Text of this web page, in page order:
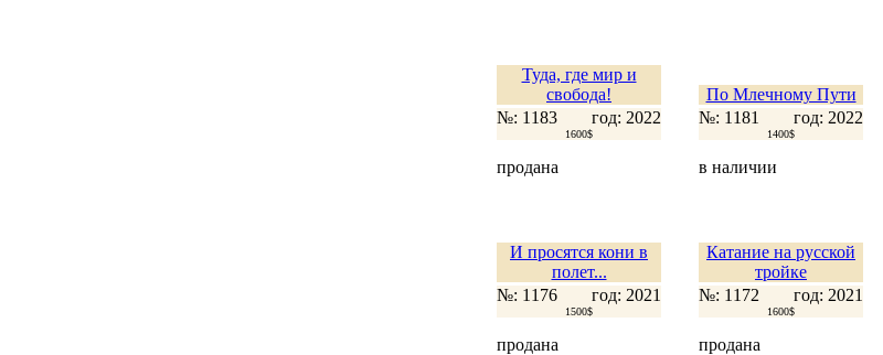
Туда, где мир и
свобода!
№: 1183
год: 2022
1600$
продана
По Млечному Пути
№: 1181
год: 2022
1400$
в наличии
И просятся кони в
полет...
№: 1176
год: 2021
1500$
продана
Катание на русской
тройке
№: 1172
год: 2021
1600$
продана